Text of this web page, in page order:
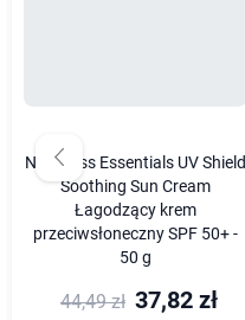
Nine Less Essentials UV Shield
Soothing Sun Cream
Łagodzący krem
przeciwsłoneczny SPF 50+ -
50 g
44,49 zł 37,82 zł